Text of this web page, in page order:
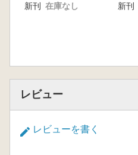
新刊 在庫なし 新刊
レビュー
レビューを書く